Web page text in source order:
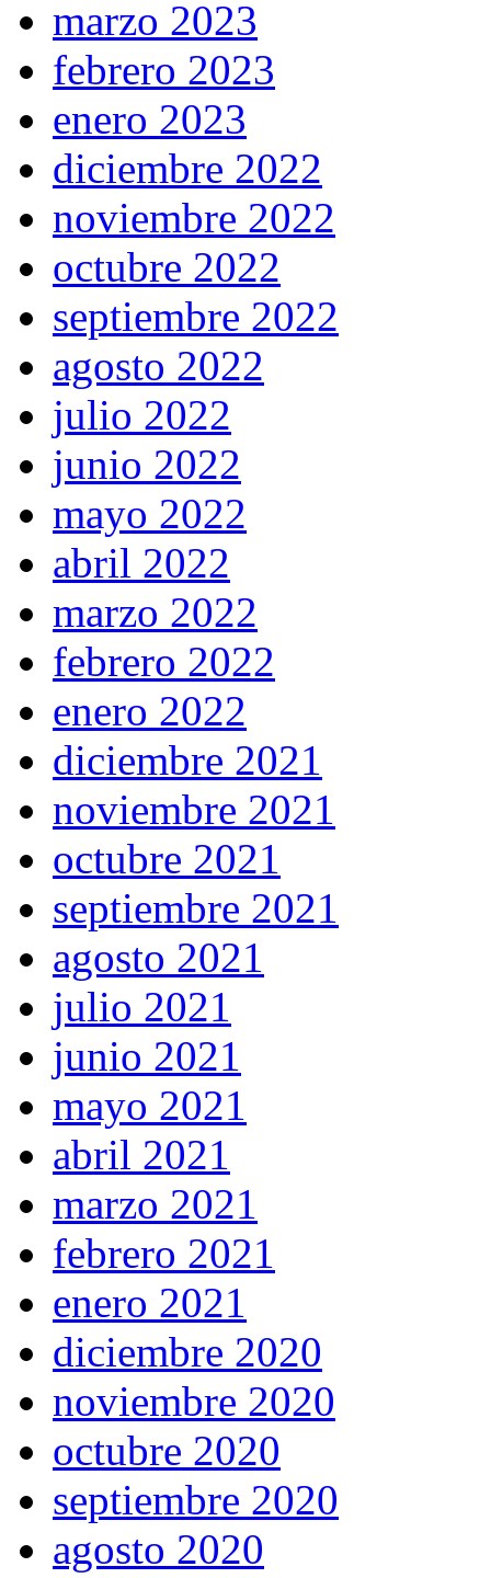
marzo 2023
febrero 2023
enero 2023
diciembre 2022
noviembre 2022
octubre 2022
septiembre 2022
agosto 2022
julio 2022
junio 2022
mayo 2022
abril 2022
marzo 2022
febrero 2022
enero 2022
diciembre 2021
noviembre 2021
octubre 2021
septiembre 2021
agosto 2021
julio 2021
junio 2021
mayo 2021
abril 2021
marzo 2021
febrero 2021
enero 2021
diciembre 2020
noviembre 2020
octubre 2020
septiembre 2020
agosto 2020